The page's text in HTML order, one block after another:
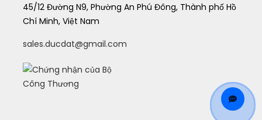
45/12 Đường N9, Phường An Phú Đông, Thành phố Hồ
Chí Minh, Việt Nam
sales.ducdat@gmail.com